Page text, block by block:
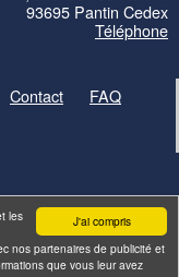
J'ai compris
les
nos partenaires de publicité et
que vous leur avez
93695 Pantin Cedex
Téléphone
Contact
FAQ
Site parID-Alizés